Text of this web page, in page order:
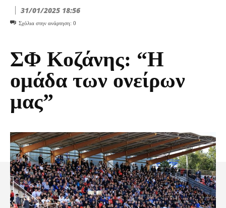
31/01/2025 18:56
Σχόλια στην ανάρτηση: 0
ΣΦ Κοζάνης: “Η
ομάδα των ονείρων
μας”